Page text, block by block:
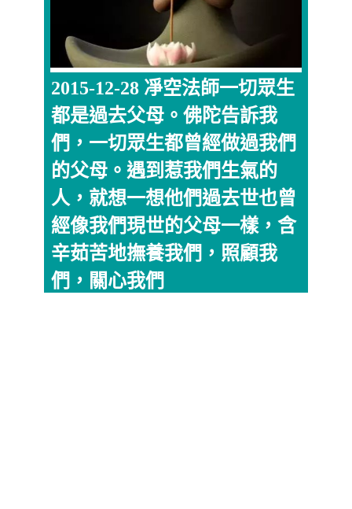
2015-12-28 凈空法師一切眾生
都是過去父母。佛陀告訴我
們，一切眾生都曾經做過我們
的父母。遇到惹我們生氣的
人，就想一想他們過去世也曾
經像我們現世的父母一樣，含
辛茹苦地撫養我們，照顧我
們，關心我們